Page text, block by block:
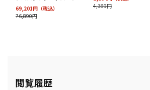
閲覧履歴